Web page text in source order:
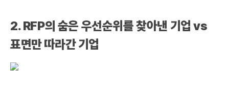
2. RFP의 숨은 우선순위를 찾아낸 기업 vs
표면만 따라간 기업